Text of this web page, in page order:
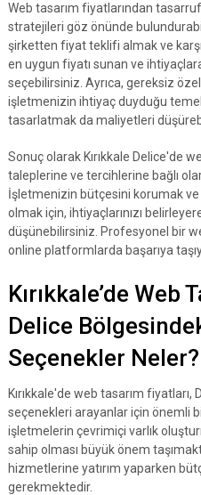
Web tasarım fiyatlarından
stratejileri göz önünde
şirketten fiyat teklifi almak ve
en uygun fiyatı sunan ve
seçebilirsiniz. Ayrıca, gereksiz
işletmenizin ihtiyaç duyduğu
tasarlatmak da maliyetleri
Sonuç olarak Kırıkkale Delice'de
taleplerine ve tercihlerine bağlı
İşletmenizin bütçesini korumak
olmak için, ihtiyaçlarınızı
düşünebilirsiniz. Profesyonel bir
online platformlarda başarıya
Kırıkkale’de Web
Delice
Seçenekler Neler?
Kırıkkale'de web tasarım
seçenekleri arayanlar için önemli
işletmelerin çevrimiçi varlık
sahip olması büyük önem
hizmetlerine yatırım yaparken
gerekmektedir.